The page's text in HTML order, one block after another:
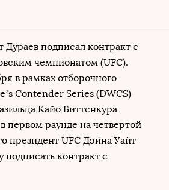
Дураев подписал контракт с
чемпионатом (UFC).
в рамках отборочного
Contender Series (DWCS)
Кайо Биттенкура
первом раунде на четвертой
президент UFC Дэйна Уайт
контракт с